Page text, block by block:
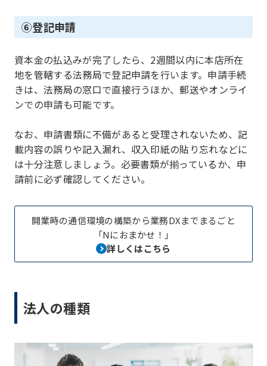
⑥登記申請
資本金の払込みが完了したら、2週間以内に本店所在
地を管轄する法務局で登記申請を行います。申請手続
きは、法務局の窓口で直接行うほか、郵送やオンライ
ンでの申請も可能です。
なお、申請書類に不備があると受理されないため、記
載内容の誤りや記入漏れ、収入印紙の貼り忘れなどに
は十分注意しましょう。必要書類が揃っているか、申
請前に必ず確認してください。
開業時の通信環境の構築から業務DXまでまるごと
「Nにおまかせ！」
詳しくはこちら
法人の種類